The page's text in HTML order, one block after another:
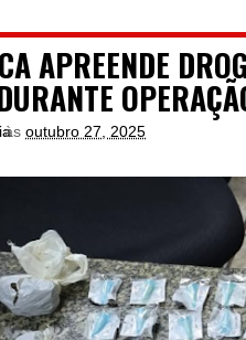
APREENDE
às outubro 27, 2025